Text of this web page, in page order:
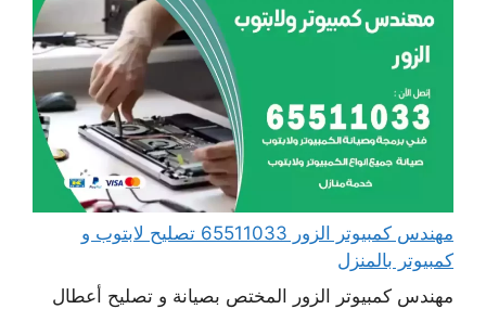
مهندس كمبيوتر الزور 65511033 تصليح لابتوب و
كمبيوتر بالمنزل
مهندس كمبيوتر الزور المختص بصيانة و تصليح أعطال